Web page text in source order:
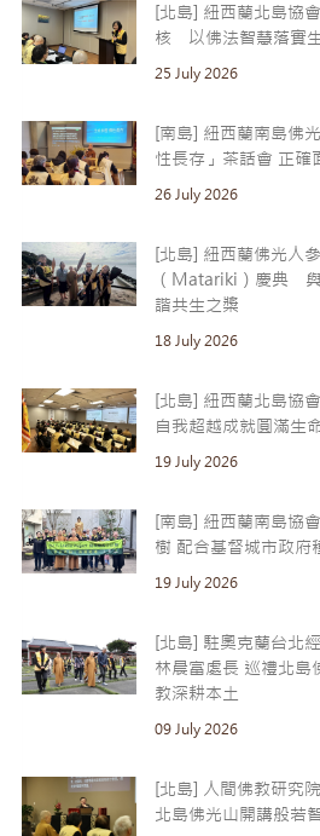
[北島] 紐西蘭北島協
核 以佛法智慧落實
25 July 2026
[南島] 紐西蘭南島佛
性長存」茶話會 正確
26 July 2026
[北島] 紐西蘭佛光人
（Matariki）慶典
諧共生之槳
18 July 2026
[北島] 紐西蘭北島協
自我超越成就圓滿生
19 July 2026
[南島] 紐西蘭南島協
樹 配合基督城市政府
19 July 2026
[北島] 駐奧克蘭台北
林晨富處長 巡禮北島
教深耕本土
09 July 2026
[北島] 人間佛教研究
北島佛光山開講般若